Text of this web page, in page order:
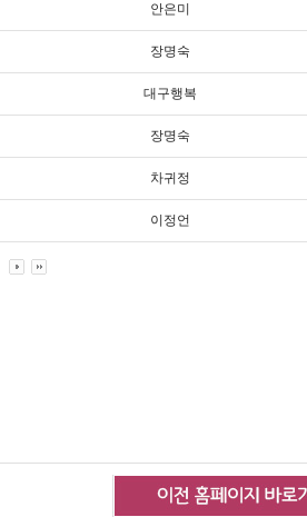
안은미
장명숙
대구행복
장명숙
차귀정
이정언